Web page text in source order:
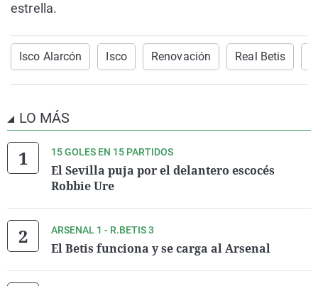
estrella.
Isco Alarcón Isco Renovación Real Betis
LO MÁS
15 GOLES EN 15 PARTIDOS
El Sevilla puja por el delantero escocés
Robbie Ure
ARSENAL 1 - R.BETIS 3
El Betis funciona y se carga al Arsenal